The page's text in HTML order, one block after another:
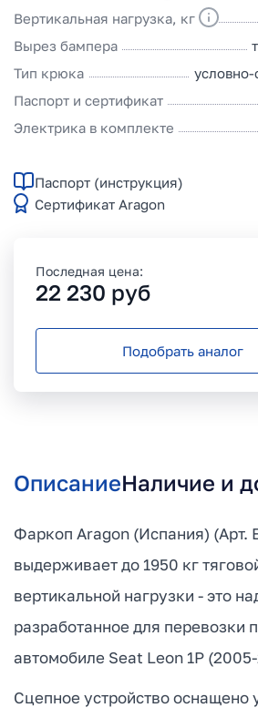
Вертикальная нагрузка, кг
Вырез бампера
Тип крюка
Паспорт и сертификат
Электрика в комплекте
Паспорт (инструкция)
Сертификат Aragon
Последная цена:
22 230 руб
Подобрать аналог
ОписаниеНаличие и
Фаркоп Aragon (Испания) (Арт.
выдерживает до 1950 кг
вертикальной нагрузки - это
разработанное для перевозки
автомобиле Seat Leon 1P
Сцепное устройство оснащено